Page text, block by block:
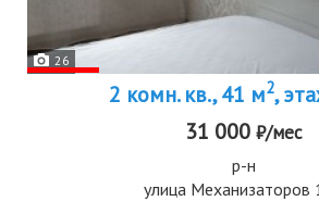
26
2 комн. кв., 41 м2,
31 000 ₽/мес
р-н
улица Механизаторов